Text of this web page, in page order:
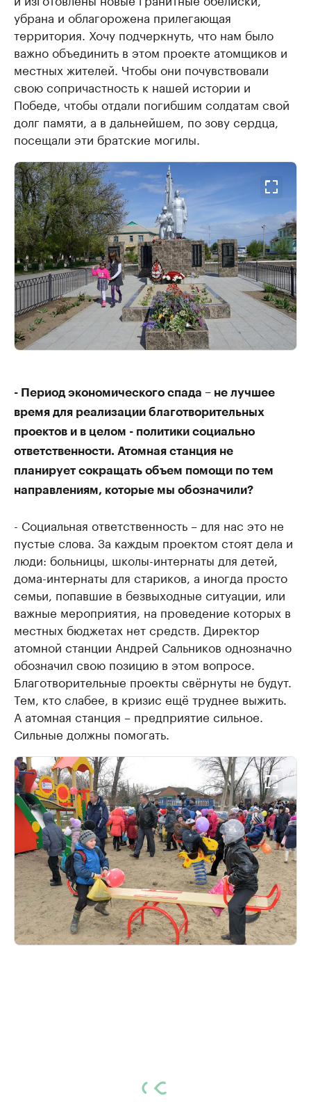
убрана и облагорожена прилегающая
территория. Хочу подчеркнуть, что нам было
важно объединить в этом проекте атомщиков и
местных жителей. Чтобы они почувствовали
свою сопричастность к нашей истории и
Победе, чтобы отдали погибшим солдатам свой
долг памяти, а в дальнейшем, по зову сердца,
посещали эти братские могилы.
- Период экономического спада – не лучшее
время для реализации благотворительных
проектов и в целом - политики социально
ответственности. Атомная станция не
планирует сокращать объем помощи по тем
направлениям, которые мы обозначили?
- Социальная ответственность – для нас это не
пустые слова. За каждым проектом стоят дела и
люди: больницы, школы-интернаты для детей,
дома-интернаты для стариков, а иногда просто
семьи, попавшие в безвыходные ситуации, или
важные мероприятия, на проведение которых в
местных бюджетах нет средств. Директор
атомной станции Андрей Сальников однозначно
обозначил свою позицию в этом вопросе.
Благотворительные проекты свёрнуты не будут.
Тем, кто слабее, в кризис ещё труднее выжить.
А атомная станция – предприятие сильное.
Сильные должны помогать.